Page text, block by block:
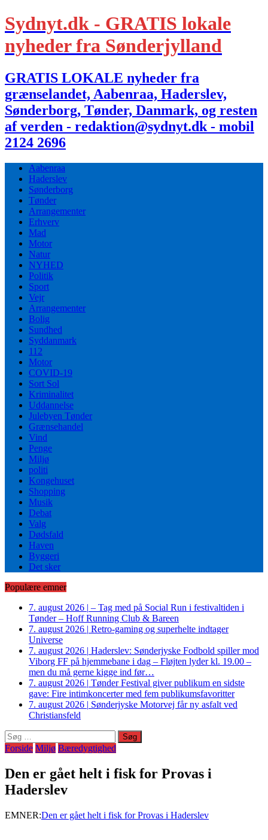
Sydnyt.dk - GRATIS lokale
nyheder fra Sønderjylland
GRATIS LOKALE nyheder fra
grænselandet, Aabenraa, Haderslev,
Sønderborg, Tønder, Danmark, og resten
af verden - redaktion@sydnyt.dk - mobil
2124 2696
Aabenraa
Haderslev
Sønderborg
Tønder
Arrangementer
Erhverv
Mad
Motor
Natur
NYHED
Politik
Sport
Vejr
Arrangementer
Bolig
Sundhed
Syddanmark
112
Motor
COVID-19
Sort Sol
Kriminalitet
Uddannelse
Julebyen Tønder
Grænsehandel
Vind
Penge
Miljø
politi
Kongehuset
Shopping
Musik
Debat
Valg
Dødsfald
Haven
Byggeri
Det sker
Populære emner
7. august 2026 | – Tag med på Social Run i festivaltiden i
Tønder – Hoff Running Club & Bareen
7. august 2026 | Retro-gaming og superhelte indtager
Universe
7. august 2026 | Haderslev: Sønderjyske Fodbold spiller mod
Viborg FF på hjemmebane i dag – Fløjten lyder kl. 19.00 –
men du må gerne kigge ind før…
7. august 2026 | Tønder Festival giver publikum en sidste
gave: Fire intimkoncerter med fem publikumsfavoritter
7. august 2026 | Sønderjyske Motorvej får ny asfalt ved
Christiansfeld
Søg
efter:
Forside Miljø Bæredygtighed
Den er gået helt i fisk for Provas i
Haderslev
EMNER:Den er gået helt i fisk for Provas i Haderslev